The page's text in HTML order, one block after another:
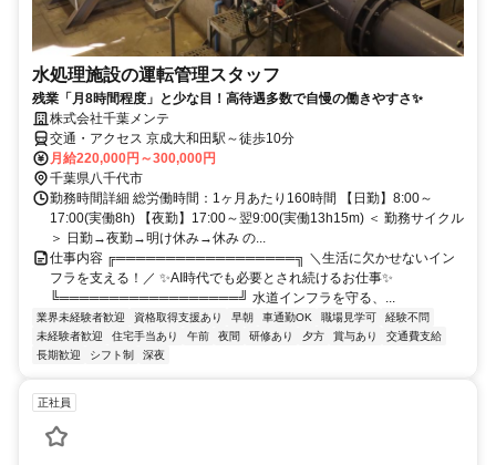
水処理施設の運転管理スタッフ
残業「月8時間程度」と少な目！高待遇多数で自慢の働きやすさ✨
株式会社千葉メンテ
交通・アクセス 京成大和田駅～徒歩10分
月給220,000円～300,000円
千葉県八千代市
勤務時間詳細 総労働時間：1ヶ月あたり160時間 【日勤】8:00～
17:00(実働8h) 【夜勤】17:00～翌9:00(実働13h15m) ＜ 勤務サイクル
＞ 日勤→夜勤→明け休み→休み の...
仕事内容 ╔══════════════════╗ ＼生活に欠かせないイン
フラを支える！／ ✨AI時代でも必要とされ続けるお仕事✨
╚══════════════════╝ 水道インフラを守る、...
業界未経験者歓迎 資格取得支援あり 早朝 車通勤OK 職場見学可
経験不問
未経験者歓迎
住宅手当あり 午前 夜間 研修あり 夕方 賞与あり
交通費支給
長期歓迎
シフト制 深夜
正社員